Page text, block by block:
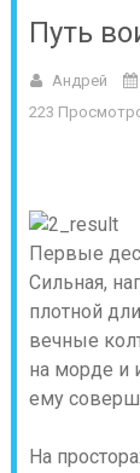
Путь
Андрей
223
Первые
Сильная,
плотной
вечные
на морде и
ему
На